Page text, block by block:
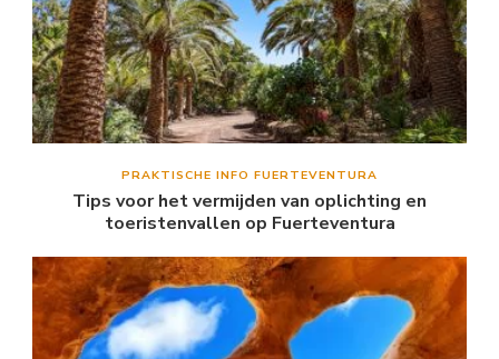
PRAKTISCHE INFO FUERTEVENTURA
Tips voor het vermijden van oplichting en
toeristenvallen op Fuerteventura